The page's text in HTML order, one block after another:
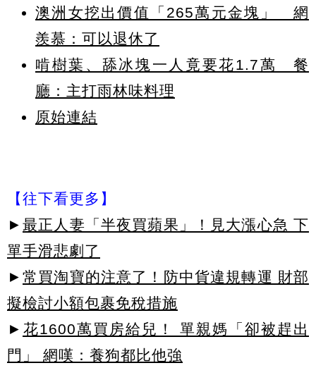
澳洲女挖出價值「265萬元金塊」 網
羨慕：可以退休了
啃樹葉、舔冰塊一人竟要花1.7萬 餐
廳：主打雨林味料理
原始連結
【往下看更多】
► 最正人妻「半夜買蘋果」！見大漲心急 下
單手滑悲劇了
► 常買淘寶的注意了！防中貨違規轉運 財部
擬檢討小額包裹免稅措施
► 花1600萬買房給兒！ 單親媽「卻被趕出
門」 網嘆：養狗都比他強